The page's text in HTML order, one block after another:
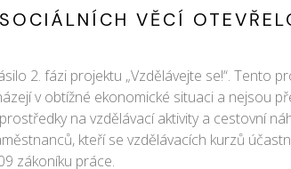
VĚCÍ
2. fázi projektu „Vzdělávejte se!“. Tento
v obtížné ekonomické situaci a nejsou
na vzdělávací aktivity a cestovní
kteří se vzdělávacích kurzů
zákoníku práce.